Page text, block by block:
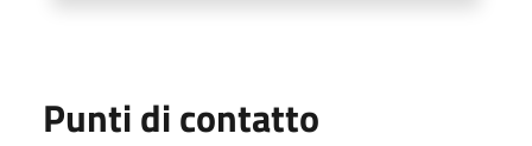
Punti di contatto